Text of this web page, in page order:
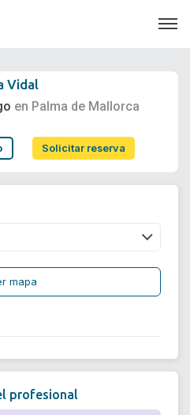
Vidal
en Palma de Mallorca
Solicitar reserva
mapa
profesional